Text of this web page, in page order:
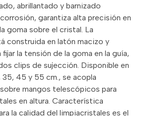
abrillantado y barnizado
garantiza alta precisión en
goma sobre el cristal. La
construida en latón macizo y
la tensión de la goma en la guía,
clips de sujección. Disponible en
45 y 55 cm., se acopla
mangos telescópicos para
en altura. Característica
la calidad del limpiacristales es el